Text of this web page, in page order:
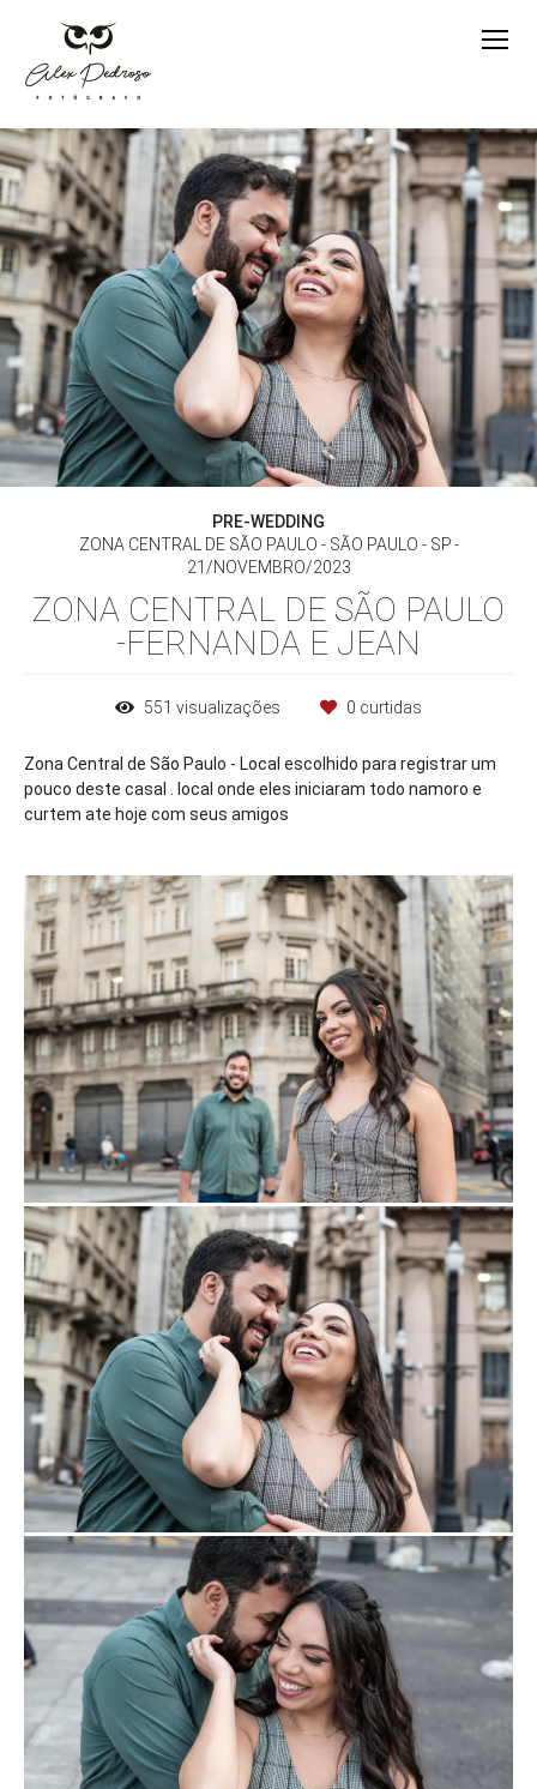
PRE-WEDDING
ZONA CENTRAL DE SÃO PAULO - SÃO PAULO - SP
21/NOVEMBRO/2023
ZONA CENTRAL DE SÃO PAULO
-FERNANDA E JEAN
551 visualizações 0 curtidas
Zona Central de São Paulo - Local escolhido para registrar um
pouco deste casal . local onde eles iniciaram todo namoro e
curtem ate hoje com seus amigos